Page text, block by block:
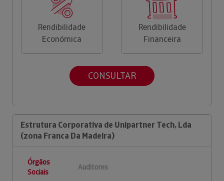
Rendibilidade
Económica
Rendibilidade
Financeira
CONSULTAR
Estrutura Corporativa de Unipartner Tech, Lda
(zona Franca Da Madeira)
Órgãos
Sociais
Auditores